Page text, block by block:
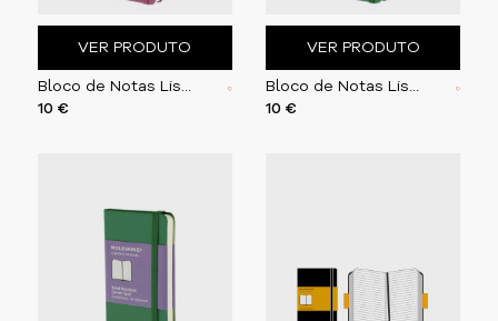
VER PRODUTO
Bloco de Notas Liso (XS) Rosa
10 €
VER PRODUTO
Bloco de Notas Liso (XS) Verde
10 €